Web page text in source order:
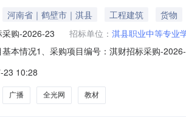
河南省｜鹤壁市｜淇县 工程建筑
货物
购-2026-23 招标单位： 淇县职业中等专业
本情况1、采购项目编号：淇财招标采购-
2包：2026-2027学年度教材采购。（具体内
23 10:28
广播 全光网 教材